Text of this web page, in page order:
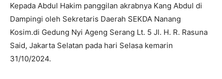
Kepada Abdul Hakim panggilan akrabnya Kang Abdul di
Dampingi oleh Sekretaris Daerah SEKDA Nanang
Kosim.di Gedung Nyi Ageng Serang Lt. 5 Jl. H. R. Rasuna
Said, Jakarta Selatan pada hari Selasa kemarin
31/10/2024.